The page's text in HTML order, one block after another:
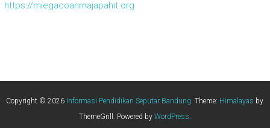
https://miegacoanmajapahit.org
Copyright © 2026 Informasi Pendidikan Seputar Bandung. Theme: Himalayas by
ThemeGrill. Powered by WordPress.